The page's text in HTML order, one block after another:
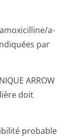
a­
par
ARROW
doit
probable